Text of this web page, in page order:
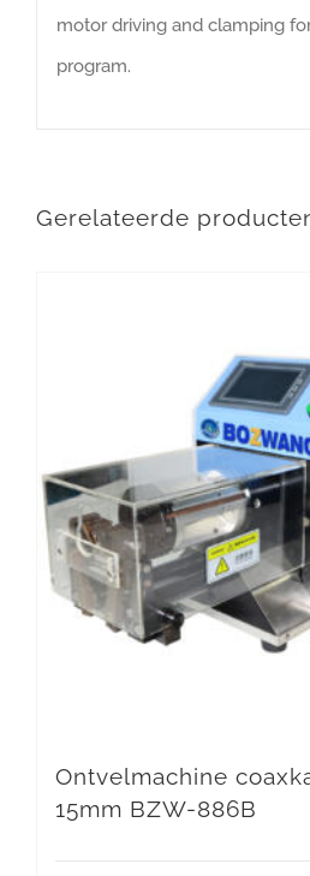
motor driving and clamping
program.
Gerelateerde
Ontvelmachine
15mm BZW-886B